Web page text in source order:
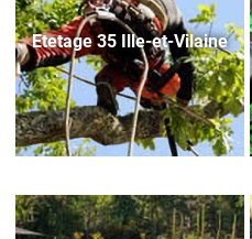
Etetage 35 Ille-et-Vilaine